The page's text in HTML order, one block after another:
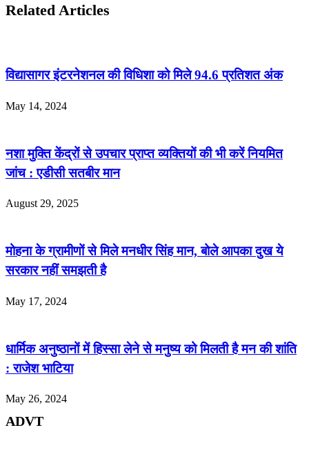
Related Articles
विद्यासागर इंटरनेशनल की विधिशा को मिले 94.6 प्रतिशत अंक
May 14, 2024
नशा मुक्ति केंद्रों से उपचार प्राप्त व्यक्तियों की भी करें नियमित
जांच : एडीसी सतबीर मान
August 29, 2025
मोहना के ग्रामीणों से मिले मनधीर सिंह मान, बोले आपका दुख ये
सरकार नहीं समझती है
May 17, 2024
धार्मिक अनुष्ठानों में हिस्सा लेने से मनुष्य को मिलती है मन की शांति
: राजेश भाटिया
May 26, 2024
ADVT